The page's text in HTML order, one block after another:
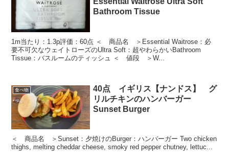
Bathroom Tissue
1m当たり：1.3p評価：60点 ＜ 商品名 ＞Essential Waitrose：必
要不可欠なウェイトローズのUltra Soft：超やわらかいBathroom
Tissue：バスルームのティッシュ ＜ 値段 ＞W...
食べ物
40点 イギリス【ナンドス】 グ
リルチキンのハンバーガー
Sunset Burger
＜ 商品名 ＞Sunset：夕焼けのBurger：ハンバーガー Two chicken
thighs, melting cheddar cheese, smoky red pepper chutney, lettuc...